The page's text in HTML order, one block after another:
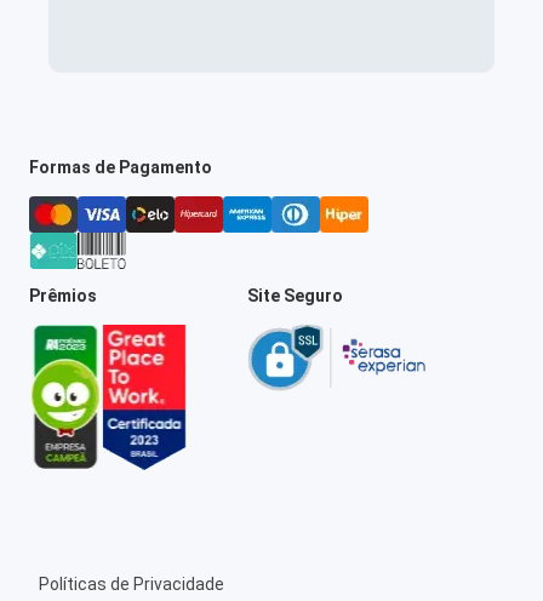
Formas de Pagamento
Prêmios Site Seguro
Políticas de Privacidade